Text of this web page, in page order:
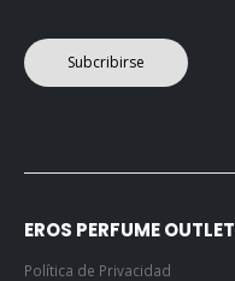
Subcribirse
EROS PERFUME OUTLET
Política de Privacidad